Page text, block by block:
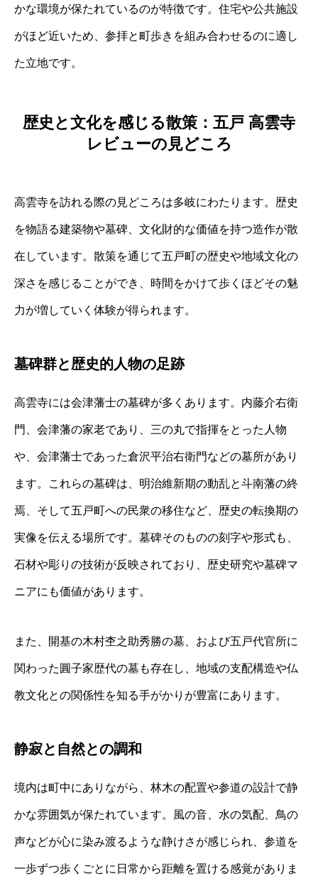
かな環境が保たれているのが特徴です。住宅や公共施設
がほど近いため、参拝と町歩きを組み合わせるのに適し
た立地です。
歴史と文化を感じる散策：五戸 高雲寺
レビューの見どころ
高雲寺を訪れる際の見どころは多岐にわたります。歴史
を物語る建築物や墓碑、文化財的な価値を持つ造作が散
在しています。散策を通じて五戸町の歴史や地域文化の
深さを感じることができ、時間をかけて歩くほどその魅
力が増していく体験が得られます。
墓碑群と歴史的人物の足跡
高雲寺には会津藩士の墓碑が多くあります。内藤介右衛
門、会津藩の家老であり、三の丸で指揮をとった人物
や、会津藩士であった倉沢平治右衛門などの墓所があり
ます。これらの墓碑は、明治維新期の動乱と斗南藩の終
焉、そして五戸町への民衆の移住など、歴史の転換期の
実像を伝える場所です。墓碑そのものの刻字や形式も、
石材や彫りの技術が反映されており、歴史研究や墓碑マ
ニアにも価値があります。
また、開基の木村杢之助秀勝の墓、および五戸代官所に
関わった圓子家歴代の墓も存在し、地域の支配構造や仏
教文化との関係性を知る手がかりが豊富にあります。
静寂と自然との調和
境内は町中にありながら、林木の配置や参道の設計で静
かな雰囲気が保たれています。風の音、水の気配、鳥の
声などが心に染み渡るような静けさが感じられ、参道を
一歩ずつ歩くごとに日常から距離を置ける感覚がありま